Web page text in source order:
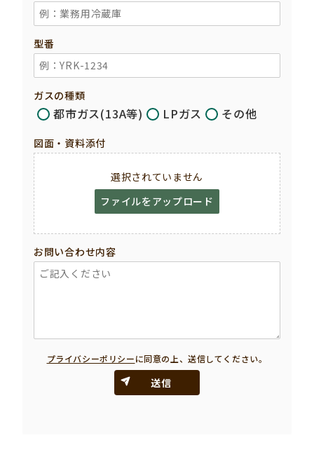
型番
ガスの種類
都市ガス(13A等) LPガス その他
図面・資料添付
選択されていません
ファイルをアップロード
お問い合わせ内容
プライバシーポリシーに同意の上、送信してください。
送信